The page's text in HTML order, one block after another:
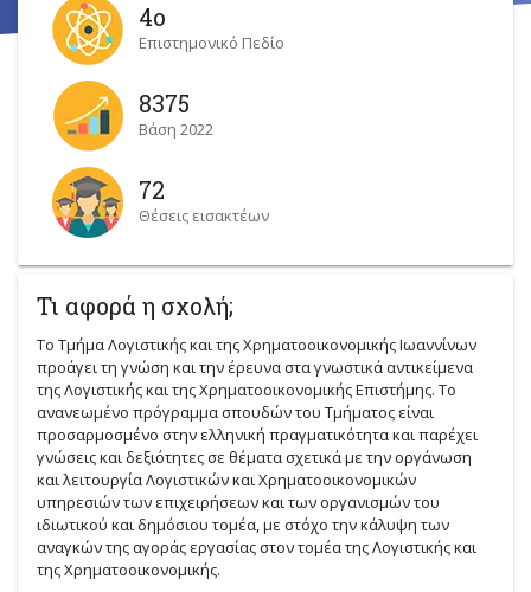
4ο
Επιστημονικό Πεδίο
8375
Βάση 2022
72
Θέσεις εισακτέων
Τι αφορά η σχολή;
Το Τμήμα Λογιστικής και της Χρηματοοικονομικής Ιωαννίνων
προάγει τη γνώση και την έρευνα στα γνωστικά αντικείμενα
της Λογιστικής και της Χρηματοοικονομικής Επιστήμης. Το
ανανεωμένο πρόγραμμα σπουδών του Τμήματος είναι
προσαρμοσμένο στην ελληνική πραγματικότητα και παρέχει
γνώσεις και δεξιότητες σε θέματα σχετικά με την οργάνωση
και λειτουργία Λογιστικών και Χρηματοοικονομικών
υπηρεσιών των επιχειρήσεων και των οργανισμών του
ιδιωτικού και δημόσιου τομέα, με στόχο την κάλυψη των
αναγκών της αγοράς εργασίας στον τομέα της Λογιστικής και
της Χρηματοοικονομικής.